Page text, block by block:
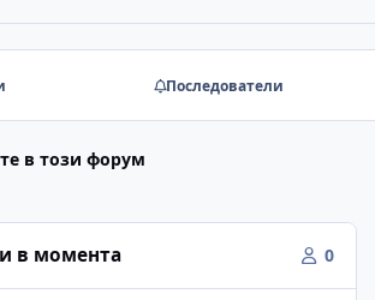
Последователи
в този форум
в момента 0